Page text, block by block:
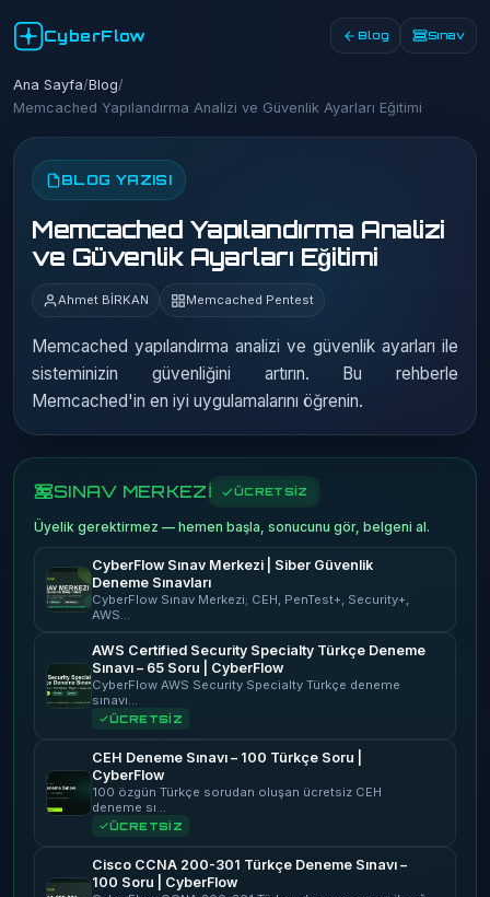
CyberFlow Blog Sınav
Ana Sayfa/Blog/
Memcached Yapılandırma Analizi ve Güvenlik Ayarları Eğitimi
BLOG YAZISI
Memcached Yapılandırma Analizi
ve Güvenlik Ayarları Eğitimi
Ahmet BİRKAN Memcached Pentest
Memcached yapılandırma analizi ve güvenlik ayarları ile
sisteminizin güvenliğini artırın. Bu rehberle
Memcached'in en iyi uygulamalarını öğrenin.
SINAV MERKEZİ ÜCRETSİZ
Üyelik gerektirmez — hemen başla, sonucunu gör, belgeni al.
CyberFlow Sınav Merkezi | Siber Güvenlik
Deneme Sınavları
CyberFlow Sınav Merkezi; CEH, PenTest+, Security+,
AWS…
AWS Certified Security Specialty Türkçe Deneme
Sınavı – 65 Soru | CyberFlow
CyberFlow AWS Security Specialty Türkçe deneme
sınavı…
ÜCRETSİZ
CEH Deneme Sınavı – 100 Türkçe Soru |
CyberFlow
100 özgün Türkçe sorudan oluşan ücretsiz CEH
deneme sı…
ÜCRETSİZ
Cisco CCNA 200-301 Türkçe Deneme Sınavı –
100 Soru | CyberFlow